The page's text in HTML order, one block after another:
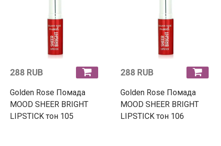
288 RUB
Golden Rose Помада
MOOD SHEER BRIGHT
LIPSTICK тон 105
288 RUB
Golden Rose Помада
MOOD SHEER BRIGHT
LIPSTICK тон 106